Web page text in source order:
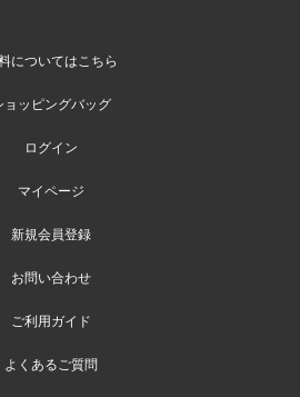
についてはこちら
ョッピングバッグ
ログイン
マイページ
新規会員登録
お問い合わせ
ご利用ガイド
よくあるご質問